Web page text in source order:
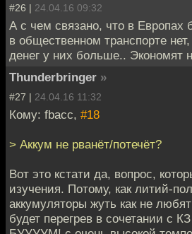
#26 | 24.04.16 09:32
А с чем связано, что в Европах
в общественном транспорте
денег у них больше.. Экономят
Thunderbringer »
#27 | 24.04.16 11:32
Кому: fbacc, #18
> Аккум не рванёт/потечёт?
Вот это кстати да, вопрос,
изучения. Потому, как литий-
аккумуляторы жуть как не
будет перегрев в сочетании с